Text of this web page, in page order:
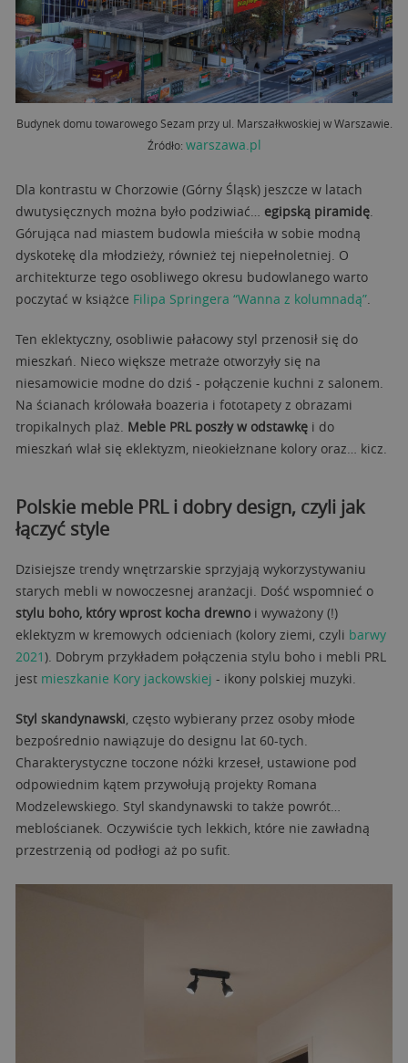
Budynek domu towarowego Sezam przy ul. Marszałkwoskiej w Warszawie.
Źródło: warszawa.pl
Dla kontrastu w Chorzowie (Górny Śląsk) jeszcze w latach
dwutysięcznych można było podziwiać… egipską piramidę
Górująca nad miastem budowla mieściła w sobie modną
dyskotekę dla młodzieży, również tej niepełnoletniej. O
architekturze tego osobliwego okresu budowlanego warto
poczytać w książce Filipa Springera “Wanna z kolumnadą”
Ten eklektyczny, osobliwie pałacowy styl przenosił się do
mieszkań. Nieco większe metraże otworzyły się na
niesamowicie modne do dziś - połączenie kuchni z salonem.
Na ścianach królowała boazeria i fototapety z obrazami
tropikalnych plaż. Meble PRL poszły w odstawkę i do
mieszkań wlał się eklektyzm, nieokiełznane kolory oraz… kicz.
Polskie meble PRL i dobry design, czyli jak
łączyć style
Dzisiejsze trendy wnętrzarskie sprzyjają wykorzystywaniu
starych mebli w nowoczesnej aranżacji. Dość wspomnieć o
stylu boho, który wprost kocha drewno i wyważony (!)
eklektyzm w kremowych odcieniach (kolory ziemi, czyli barwy
2021). Dobrym przykładem połączenia stylu boho i mebli PRL
jest mieszkanie Kory jackowskiej - ikony polskiej muzyki.
Styl skandynawski , często wybierany przez osoby młode
bezpośrednio nawiązuje do designu lat 60-tych.
Charakterystyczne toczone nóżki krzeseł, ustawione pod
odpowiednim kątem przywołują projekty Romana
Modzelewskiego. Styl skandynawski to także powrót…
meblościanek. Oczywiście tych lekkich, które nie zawładną
przestrzenią od podłogi aż po sufit.